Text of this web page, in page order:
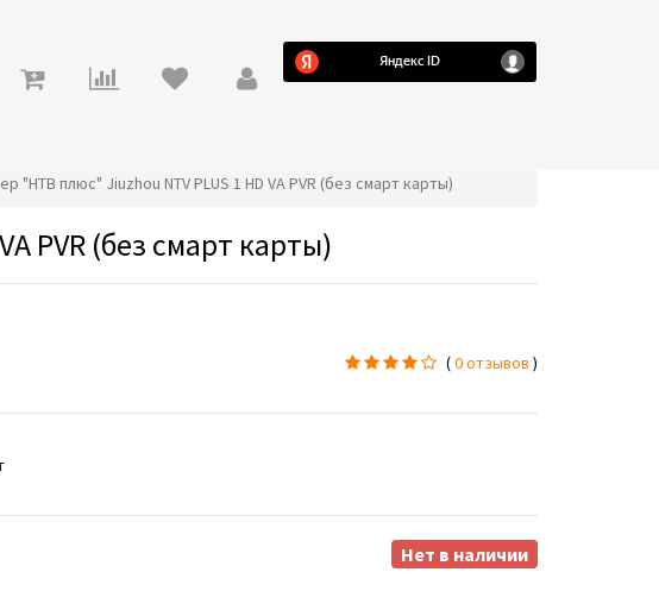
"НТВ плюс" Jiuzhou NTV PLUS 1 HD VA PVR (без смарт карты)
PVR (без смарт карты)
(0 отзывов )
Нет в наличии